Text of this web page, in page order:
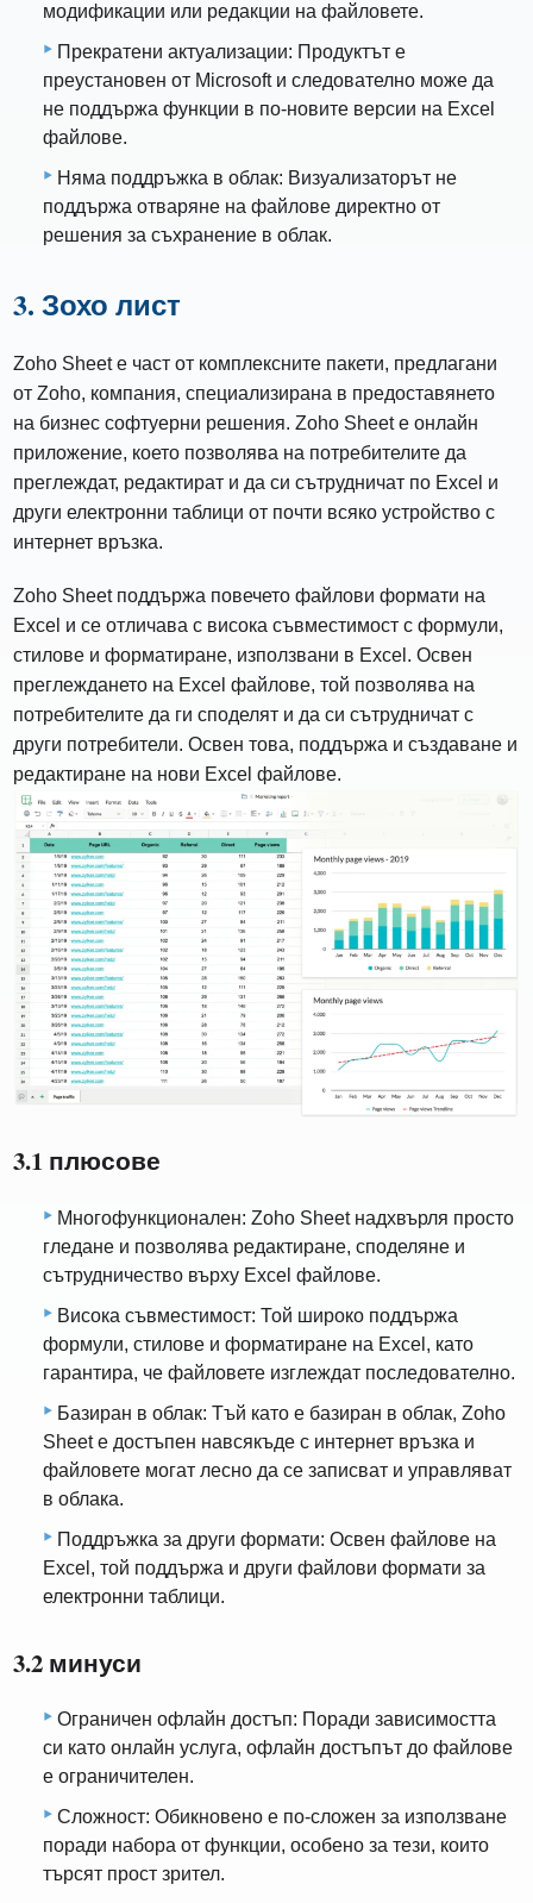
модификации или редакции на файловете.
Прекратени актуализации: Продуктът е
преустановен от Microsoft и следователно може да
не поддържа функции в по-новите версии на Excel
файлове.
Няма поддръжка в облак: Визуализаторът не
поддържа отваряне на файлове директно от
решения за съхранение в облак.
3. Зохо лист
Zoho Sheet е част от комплексните пакети, предлагани
от Zoho, компания, специализирана в предоставянето
на бизнес софтуерни решения. Zoho Sheet е онлайн
приложение, което позволява на потребителите да
преглеждат, редактират и да си сътрудничат по Excel и
други електронни таблици от почти всяко устройство с
интернет връзка.
Zoho Sheet поддържа повечето файлови формати на
Excel и се отличава с висока съвместимост с формули,
стилове и форматиране, използвани в Excel. Освен
преглеждането на Excel файлове, той позволява на
потребителите да ги споделят и да си сътрудничат с
други потребители. Освен това, поддържа и създаване и
редактиране на нови Excel файлове.
3.1 плюсове
Многофункционален: Zoho Sheet надхвърля просто
гледане и позволява редактиране, споделяне и
сътрудничество върху Excel файлове.
Висока съвместимост: Той широко поддържа
формули, стилове и форматиране на Excel, като
гарантира, че файловете изглеждат последователно.
Базиран в облак: Тъй като е базиран в облак, Zoho
Sheet е достъпен навсякъде с интернет връзка и
файловете могат лесно да се записват и управляват
в облака.
Поддръжка за други формати: Освен файлове на
Excel, той поддържа и други файлови формати за
електронни таблици.
3.2 минуси
Ограничен офлайн достъп: Поради зависимостта
си като онлайн услуга, офлайн достъпът до файлове
е ограничителен.
Сложност: Обикновено е по-сложен за използване
поради набора от функции, особено за тези, които
търсят прост зрител.